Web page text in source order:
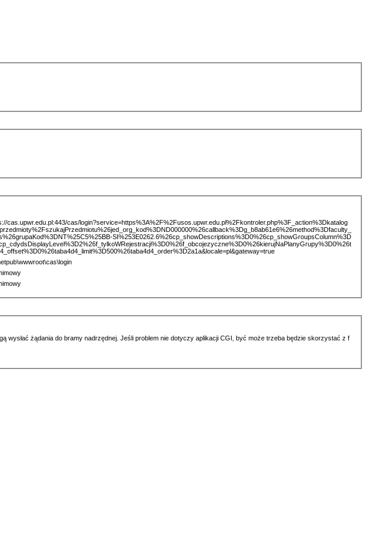
cas.upwr.edu.pl:443/cas/login?service=https%3A%2F%2Fusos.upwr.edu.pl%2Fkontroler.php%3F_action%3Dkatalog
SI%253E0262.6%26cp_showDescriptions%3D0%26cp_showGroupsColumn%3D
wysłać żądania do bramy nadrzędnej. Jeśli problem nie dotyczy aplikacji CGI, być może trzeba będzie skorzystać z f